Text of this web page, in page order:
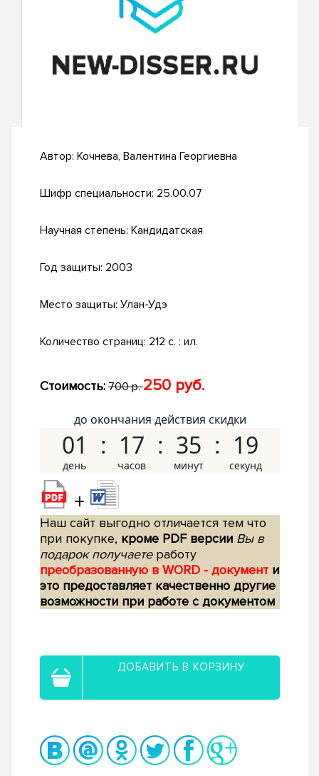
Автор: Кочнева, Валентина Георгиевна
Шифр специальности: 25.00.07
Научная степень: Кандидатская
Год защиты: 2003
Место защиты: Улан-Удэ
Количество страниц: 212 с. : ил.
Стоимость: 700 р.250 руб.
до окончания действия скидки
01 17 35 18
+
Наш сайт выгодно отличается тем что
при покупке, кроме PDF версии Вы в
подарок получаетеработу
преобразованную в WORD - документ и
это предоставляет качественно другие
возможности при работе с документом
ДОБАВИТЬ В КОРЗИНУ